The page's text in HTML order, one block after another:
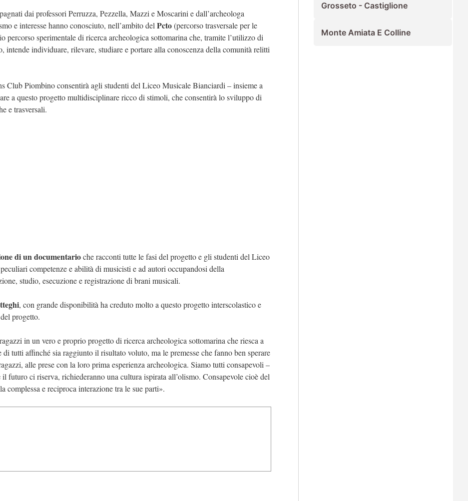
dai professori Perruzza, Pezzella, Mazzi e Moscarini e dall’archeologa
e interesse hanno conosciuto, nell’ambito del Pcto(percorso trasversale per le
percorso sperimentale di ricerca archeologica sottomarina che, tramite l’utilizzo di
intende individuare, rilevare, studiare e portare alla conoscenza della comunità relitti
Club Piombino consentirà agli studenti del Liceo Musicale Bianciardi – insieme a
a questo progetto multidisciplinare ricco di stimoli, che consentirà lo sviluppo di
e trasversali.
di un documentarioche racconti tutte le fasi del progetto e gli studenti del Liceo
competenze e abilità di musicisti e ad autori occupandosi della
studio, esecuzione e registrazione di brani musicali.
, con grande disponibilità ha creduto molto a questo progetto interscolastico e
progetto.
in un vero e proprio progetto di ricerca archeologica sottomarina che riesca a
tutti affinché sia raggiunto il risultato voluto, ma le premesse che fanno ben sperare
alle prese con la loro prima esperienza archeologica. Siamo tutti consapevoli –
futuro ci riserva, richiederanno una cultura ispirata all’olismo. Consapevole cioè del
complessa e reciproca interazione tra le sue parti».
Grosseto - Castiglione
Monte Amiata E Colline